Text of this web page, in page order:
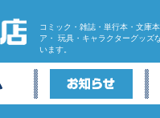
コミック・雑誌・単行本・文庫
ア・ 玩具・キャラクターグッズ
います。